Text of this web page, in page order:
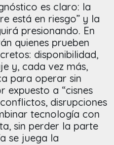
es claro: la
está en riesgo” y la
presionando. En
quienes prueben
disponibilidad,
y, cada vez más,
para operar sin
expuesto a “cisnes
disrupciones
tecnología con
sin perder la parte
se juega la